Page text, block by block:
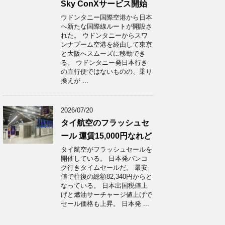
Sky ConXサービス開始
ウドンタニー国際空港から日本
へ新たな国際線ルートが開設さ
れた。 ウドンタニーからスワ
ンナプーム空港を経由して東京
と大阪へスムーズに移動でき
る。 ウドンタニー発日本行き
の直行便ではないものの、乗り
換えが ...
2026/07/20
タイ航空のフラッシュセ
ール 運賃15,000円なれど
タイ航空がフラッシュセールを
開催している。 日本発バンコ
ク行きタイムセールだ。 最安
値で往復の総額82,340円からと
なっている。 日本出国税値上
げと燃油サーチャージ値上げで
セール価格も上昇。 日本発 ...